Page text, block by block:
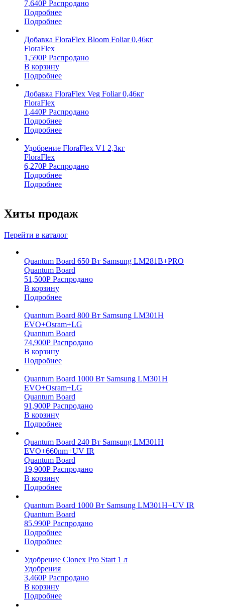
7,640Р Распродано
Подробнее
Подробнее
Добавка FloraFlex Bloom Foliar 0,46кг
FloraFlex
1,590Р Распродано
В корзину
Подробнее
Добавка FloraFlex Veg Foliar 0,46кг
FloraFlex
1,440Р Распродано
Подробнее
Подробнее
Удобрение FloraFlex V1 2,3кг
FloraFlex
6,270Р Распродано
Подробнее
Подробнее
Хиты продаж
Перейти в каталог
Quantum Board 650 Вт Samsung LM281B+PRO
Quantum Board
51,500Р Распродано
В корзину
Подробнее
Quantum Board 800 Вт Samsung LM301H
EVO+Osram+LG
Quantum Board
74,900Р Распродано
В корзину
Подробнее
Quantum Board 1000 Вт Samsung LM301H
EVO+Osram+LG
Quantum Board
91,900Р Распродано
В корзину
Подробнее
Quantum Board 240 Вт Samsung LM301H
EVO+660nm+UV IR
Quantum Board
19,900Р Распродано
В корзину
Подробнее
Quantum Board 1000 Вт Samsung LM301H+UV IR
Quantum Board
85,990Р Распродано
Подробнее
Подробнее
Удобрение Clonex Pro Start 1 л
Удобрения
3,460Р Распродано
В корзину
Подробнее